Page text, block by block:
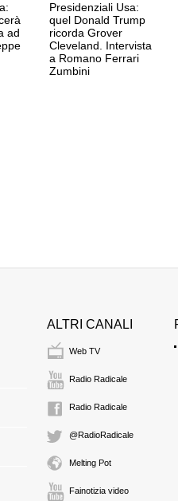
ad
Presidenziali Usa:
quel Donald Trump
ricorda Grover
Cleveland. Intervista
a Romano Ferrari
Zumbini
ALTRI CANALI
Web TV
Radio Radicale
Radio Radicale
@RadioRadicale
Melting Pot
Fainotizia video